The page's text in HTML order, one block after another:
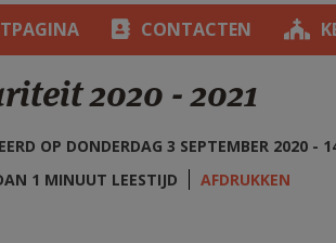
CONTACTEN
2020 - 2021
OP DONDERDAG 3 SEPTEMBER 2020 -
1 MINUUT LEESTIJD
AFDRUKKEN